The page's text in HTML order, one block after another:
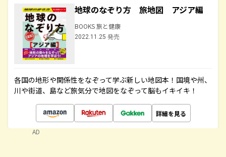
地球のなぞり方 旅地図 アジア編
BOOKS 旅と健康
2022.11.25 発売
各国の地形や関係性をなぞって学ぶ新しい地図本！国境や州、
川や街道、島など旅気分で地図をなぞって脳もイキイキ！
詳細を見る
AD